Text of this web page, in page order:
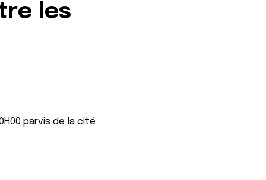
les
parvis de la cité